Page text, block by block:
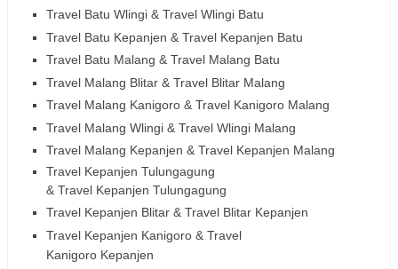
Travel Batu Wlingi & Travel Wlingi Batu
Travel Batu Kepanjen & Travel Kepanjen Batu
Travel Batu Malang & Travel Malang Batu
Travel Malang Blitar & Travel Blitar Malang
Travel Malang Kanigoro & Travel Kanigoro Malang
Travel Malang Wlingi & Travel Wlingi Malang
Travel Malang Kepanjen & Travel Kepanjen Malang
Travel Kepanjen Tulungagung
& Travel Kepanjen Tulungagung
Travel Kepanjen Blitar & Travel Blitar Kepanjen
Travel Kepanjen Kanigoro & Travel
Kanigoro Kepanjen